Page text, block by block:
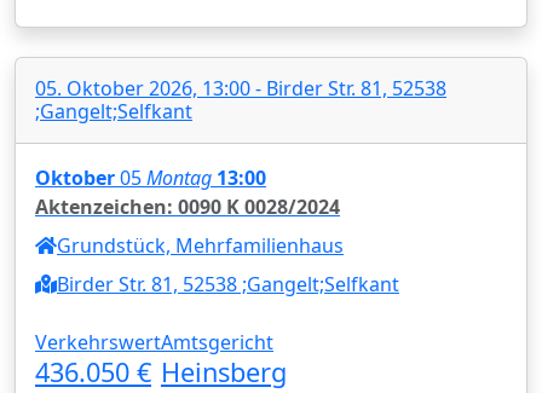
05. Oktober 2026, 13:00 - Birder Str. 81, 52538
;Gangelt;Selfkant
Oktober05Montag 13:00
Aktenzeichen: 0090 K 0028/2024
Grundstück, Mehrfamilienhaus
Birder Str. 81, 52538 ;Gangelt;Selfkant
Verkehrswert
436.050 €
Amtsgericht
Heinsberg